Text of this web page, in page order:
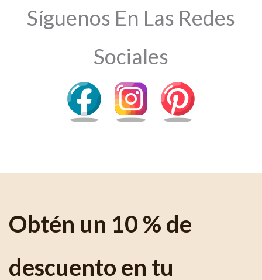
Síguenos En Las Redes
Sociales
Obtén un 10 % de
descuento en tu